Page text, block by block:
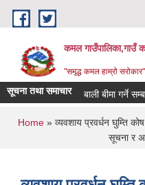
Skip to main content
कमल गाउँपालिका,गाउँ
"समृद्ध कमल हाम्रो सरोकार"
सूचना तथा समाचार बाली बीमा गर्ने
You are here
Home » व्यवशाय प्रवर्धन घुम्ति
सूचना र